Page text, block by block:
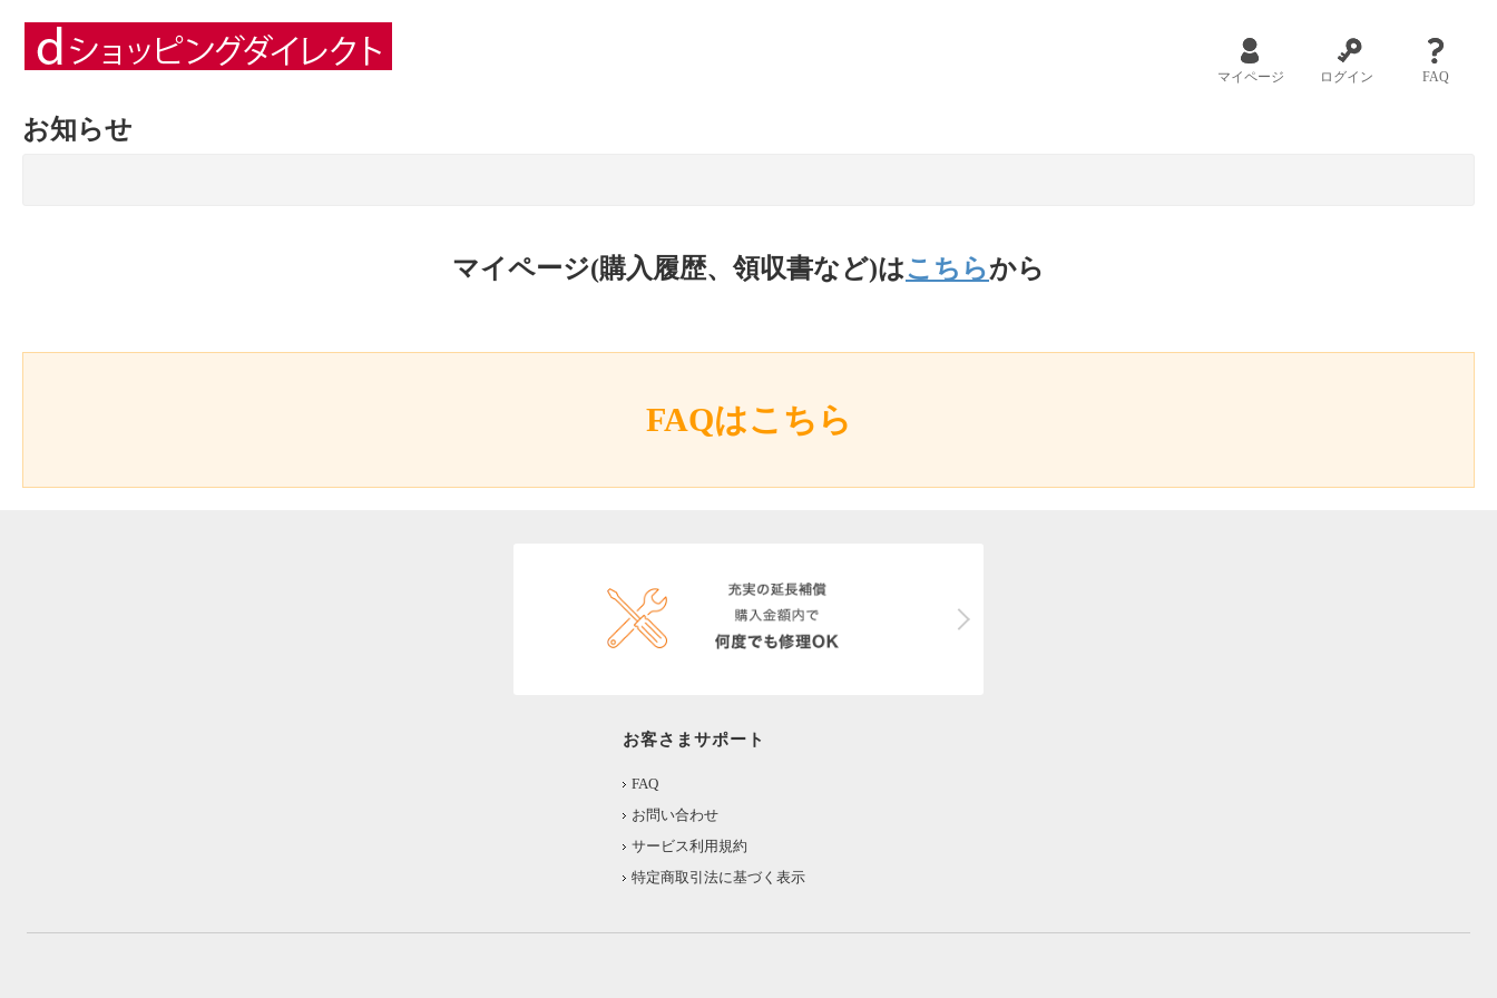
マイページ ログイン FAQ
お知らせ
マイページ(購入履歴、領収書など)はこちらから
FAQはこちら
お客さまサポート
FAQ
お問い合わせ
サービス利用規約
特定商取引法に基づく表示